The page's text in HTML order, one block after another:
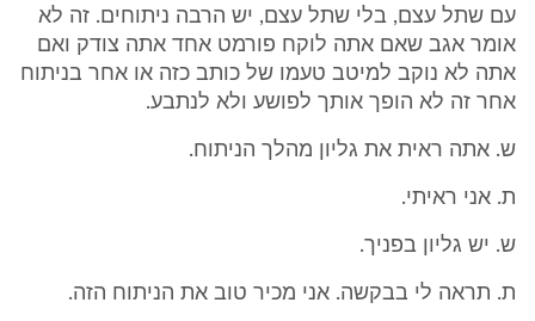
עם שתל עצם, בלי שתל עצם, יש הרבה ניתוחים. זה לא
אומר אגב שאם אתה לוקח פורמט אחד אתה צודק ואם
אתה לא נוקב למיטב טעמו של כותב כזה או אחר בניתוח
אחר זה לא הופך אותך לפושע ולא לנתבע.
ש. אתה ראית את גליון מהלך הניתוח.
ת. אני ראיתי.
ש. יש גליון בפניך.
ת. תראה לי בבקשה. אני מכיר טוב את הניתוח הזה.